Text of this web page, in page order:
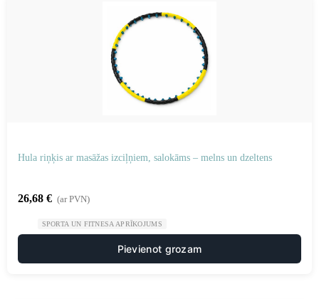
Hula riņķis ar masāžas izciļņiem, salokāms – melns un dzeltens
26,68 € (ar PVN)
SPORTA UN FITNESA APRĪKOJUMS
Pievienot grozam